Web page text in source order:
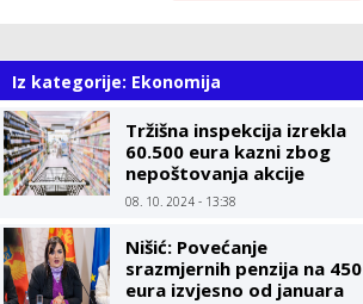
Iz kategorije: Ekonomija
Tržišna inspekcija izrekla
60.500 eura kazni zbog
nepoštovanja akcije
Limitirane cijene
08. 10. 2024 - 13:38
Nišić: Povećanje
srazmjernih penzija na 450
eura izvjesno od januara